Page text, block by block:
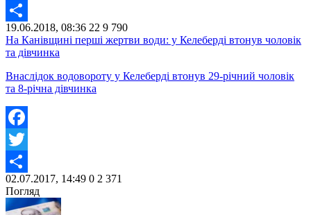
Twitter
Share
19.06.2018, 08:36 22 9 790
На Канівщині перші жертви води: у Келеберді втонув чоловік
та дівчинка
Внаслідок водовороту у Келеберді втонув 29-річний чоловік
та 8-річна дівчинка
Facebook
Twitter
Share
02.07.2017, 14:49 0 2 371
Погляд